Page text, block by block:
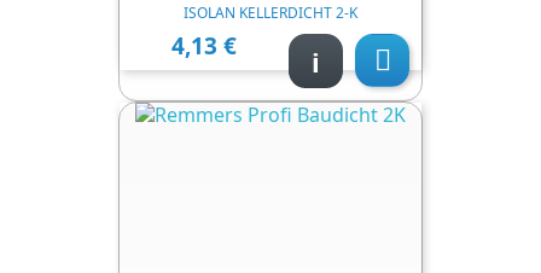
ISOLAN KELLERDICHT 2-K
Цена
4,13 € 
i